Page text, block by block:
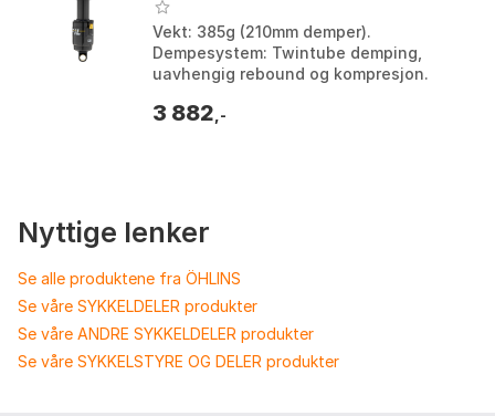
Vekt: 385g (210mm demper).
Dempesystem: Twintube demping,
uavhengig rebound og kompresjon.
Dimensjoner: 50,5mm hode og 51m...
3 882 ,-
Nyttige lenker
Se alle produktene fra ÖHLINS
Se våre SYKKELDELER produkter
Se våre ANDRE SYKKELDELER produkter
Se våre SYKKELSTYRE OG DELER produkter